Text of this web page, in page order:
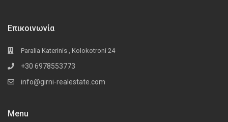
Επικοινωνία
Paralia Katerinis , Kolokotroni 24
+30 6978553773
info@girni-realestate.com
Menu